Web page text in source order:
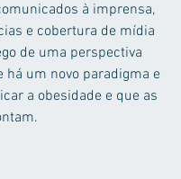
à imprensa,
e cobertura de mídia
de uma perspectiva
há um novo paradigma e
a obesidade e que as